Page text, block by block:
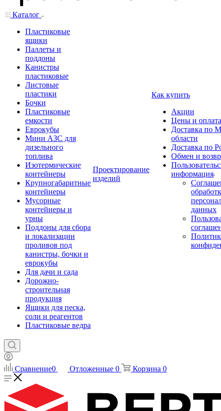
Каталог
Пластиковые
ящики
Паллеты и
поддоны
Канистры
пластиковые
Листовые
пластики
Бочки
Пластиковые
емкости
Еврокубы
Мини АЗС для
дизельного
топлива
Изотермические
контейнеры
Крупногабаритные
контейнеры
Мусорные
контейнеры и
урны
Поддоны для сбора
и локализации
проливов под
канистры, бочки и
еврокубы
Для дачи и сада
Дорожно-
строительная
продукция
Ящики для песка,
соли и реагентов
Пластиковые ведра
Проектирование
изделий
Как купить
Акции
Цены и оплата
Доставка по
области
Доставка по
Обмен и
информация
данных
Сравнение0 Отложенные 0 Корзина 0